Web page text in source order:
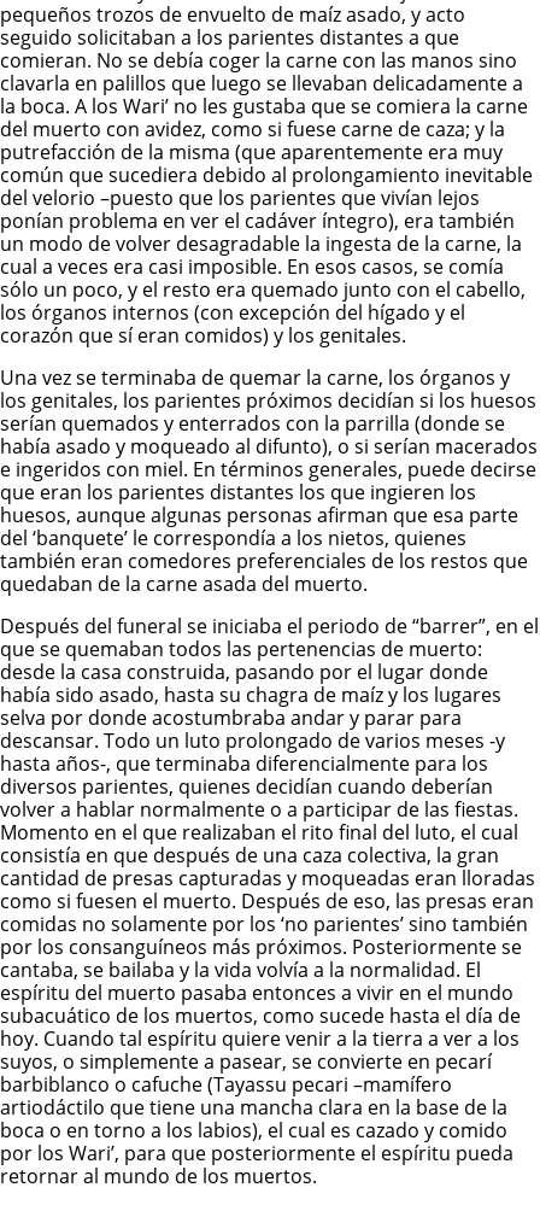
pequeños trozos de envuelto de maíz asado, y acto
seguido solicitaban a los parientes distantes a que
comieran. No se debía coger la carne con las manos sino
clavarla en palillos que luego se llevaban delicadamente a
la boca. A los Wari’ no les gustaba que se comiera la carne
del muerto con avidez, como si fuese carne de caza; y la
putrefacción de la misma (que aparentemente era muy
común que sucediera debido al prolongamiento inevitable
del velorio –puesto que los parientes que vivían lejos
ponían problema en ver el cadáver íntegro), era también
un modo de volver desagradable la ingesta de la carne, la
cual a veces era casi imposible. En esos casos, se comía
sólo un poco, y el resto era quemado junto con el cabello,
los órganos internos (con excepción del hígado y el
corazón que sí eran comidos) y los genitales.
Una vez se terminaba de quemar la carne, los órganos y
los genitales, los parientes próximos decidían si los huesos
serían quemados y enterrados con la parrilla (donde se
había asado y moqueado al difunto), o si serían macerados
e ingeridos con miel. En términos generales, puede decirse
que eran los parientes distantes los que ingieren los
huesos, aunque algunas personas afirman que esa parte
del ‘banquete’ le correspondía a los nietos, quienes
también eran comedores preferenciales de los restos que
quedaban de la carne asada del muerto.
Después del funeral se iniciaba el periodo de “barrer”, en el
que se quemaban todos las pertenencias de muerto:
desde la casa construida, pasando por el lugar donde
había sido asado, hasta su chagra de maíz y los lugares
selva por donde acostumbraba andar y parar para
descansar. Todo un luto prolongado de varios meses -y
hasta años-, que terminaba diferencialmente para los
diversos parientes, quienes decidían cuando deberían
volver a hablar normalmente o a participar de las fiestas.
Momento en el que realizaban el rito final del luto, el cual
consistía en que después de una caza colectiva, la gran
cantidad de presas capturadas y moqueadas eran lloradas
como si fuesen el muerto. Después de eso, las presas eran
comidas no solamente por los ‘no parientes’ sino también
por los consanguíneos más próximos. Posteriormente se
cantaba, se bailaba y la vida volvía a la normalidad. El
espíritu del muerto pasaba entonces a vivir en el mundo
subacuático de los muertos, como sucede hasta el día de
hoy. Cuando tal espíritu quiere venir a la tierra a ver a los
suyos, o simplemente a pasear, se convierte en pecarí
barbiblanco o cafuche (Tayassu pecari –mamífero
artiodáctilo que tiene una mancha clara en la base de la
boca o en torno a los labios), el cual es cazado y comido
por los Wari’, para que posteriormente el espíritu pueda
retornar al mundo de los muertos.